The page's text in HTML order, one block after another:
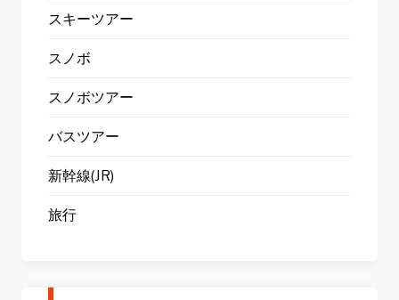
スキーツアー
スノボ
スノボツアー
バスツアー
新幹線(JR)
旅行